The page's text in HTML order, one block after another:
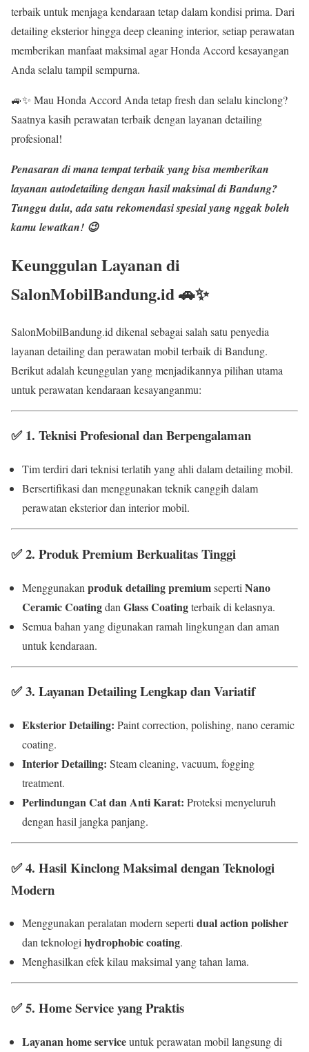
terbaik untuk menjaga kendaraan tetap dalam kondisi prima. Dari
detailing eksterior hingga deep cleaning interior, setiap perawatan
memberikan manfaat maksimal agar Honda Accord kesayangan
Anda selalu tampil sempurna.
🚙✨ Mau Honda Accord Anda tetap fresh dan selalu kinclong?
Saatnya kasih perawatan terbaik dengan layanan detailing
profesional!
Penasaran di mana tempat terbaik yang bisa memberikan
layananautodetailing dengan hasil maksimaldi Bandung?
Tunggu dulu, ada satu rekomendasi spesial yang nggak boleh
kamu lewatkan! 😉
Keunggulan Layanan di
SalonMobilBandung.id 🚗✨
SalonMobilBandung.id dikenal sebagai salah satu penyedia
layanan detailing dan perawatan mobil terbaik di Bandung.
Berikut adalah keunggulan yang menjadikannya pilihan utama
untuk perawatan kendaraan kesayanganmu:
✅1. Teknisi Profesional dan Berpengalaman
Tim terdiri dari teknisi terlatih yang ahli dalam detailing mobil.
Bersertifikasi dan menggunakan teknik canggih dalam
perawatan eksterior dan interior mobil.
✅2. Produk Premium Berkualitas Tinggi
Menggunakan produk detailing premiumseperti Nano
Ceramic Coatingdan Glass Coatingterbaik di kelasnya.
Semua bahan yang digunakan ramah lingkungan dan aman
untuk kendaraan.
✅3. Layanan Detailing Lengkap dan Variatif
Eksterior Detailing: Paint correction, polishing, nano ceramic
coating.
Interior Detailing: Steam cleaning, vacuum, fogging
treatment.
Perlindungan Cat dan Anti Karat: Proteksi menyeluruh
dengan hasil jangka panjang.
✅4. Hasil Kinclong Maksimal dengan Teknologi
Modern
Menggunakan peralatan modern sepertidual action polisher
dan teknologihydrophobic coating.
Menghasilkan efek kilau maksimal yang tahan lama.
✅5. Home Service yang Praktis
Layanan home serviceuntuk perawatan mobil langsung di